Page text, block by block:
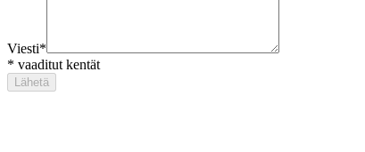
Viesti*
* vaaditut kentät